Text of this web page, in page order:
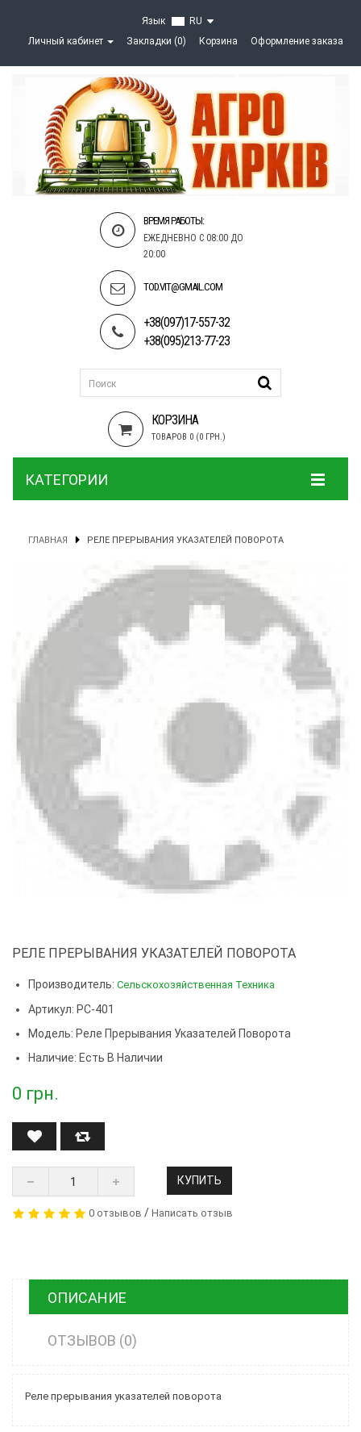
Язык
RU
Личный кабинет
Закладки (0) Корзина Оформление заказа
ВРЕМЯ РАБОТЫ:
ЕЖЕДНЕВНО С 08:00 ДО
20:00
TOD.VIT@GMAIL.COM
+38(097)17-557-32
+38(095)213-77-23
КОРЗИНА
ТОВАРОВ 0 (0 ГРН.)
КАТЕГОРИИ
ГЛАВНАЯ РЕЛЕ ПРЕРЫВАНИЯ УКАЗАТЕЛЕЙ ПОВОРОТА
РЕЛЕ ПРЕРЫВАНИЯ УКАЗАТЕЛЕЙ ПОВОРОТА
Производитель: Сельскохозяйственная Техника
Артикул: РС-401
Модель: Реле Прерывания Указателей Поворота
Наличие: Есть В Наличии
0 грн.
КУПИТЬ
0 отзывов / Написать отзыв
ОПИСАНИЕ
ОТЗЫВОВ (0)
Реле прерывания указателей поворота